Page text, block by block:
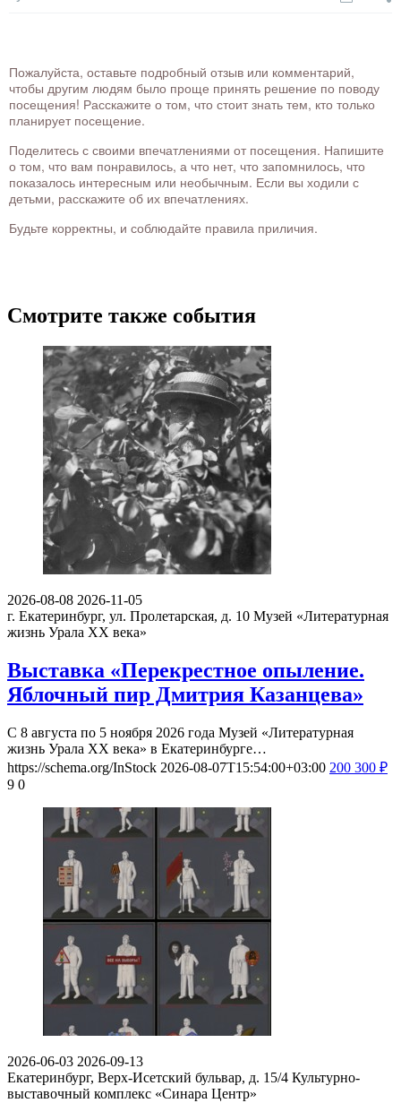
Пожалуйста, оставьте подробный отзыв или комментарий,
чтобы другим людям было проще принять решение по поводу
посещения! Расскажите о том, что стоит знать тем, кто только
планирует посещение.
Поделитесь с своими впечатлениями от посещения. Напишите
о том, что вам понравилось, а что нет, что запомнилось, что
показалось интересным или необычным. Если вы ходили с
детьми, расскажите об их впечатлениях.
Будьте корректны, и соблюдайте правила приличия.
Смотрите также события
2026-08-08 2026-11-05
г. Екатеринбург, ул. Пролетарская, д. 10 Музей «Литературная
жизнь Урала ХХ века»
Выставка «Перекрестное опыление.
Яблочный пир Дмитрия Казанцева»
С 8 августа по 5 ноября 2026 года Музей «Литературная
жизнь Урала ХХ века» в Екатеринбурге…
https://schema.org/InStock 2026-08-07T15:54:00+03:00 200 300 ₽
9 0
2026-06-03 2026-09-13
Екатеринбург, Верх-Исетский бульвар, д. 15/4 Культурно-
выставочный комплекс «Синара Центр»